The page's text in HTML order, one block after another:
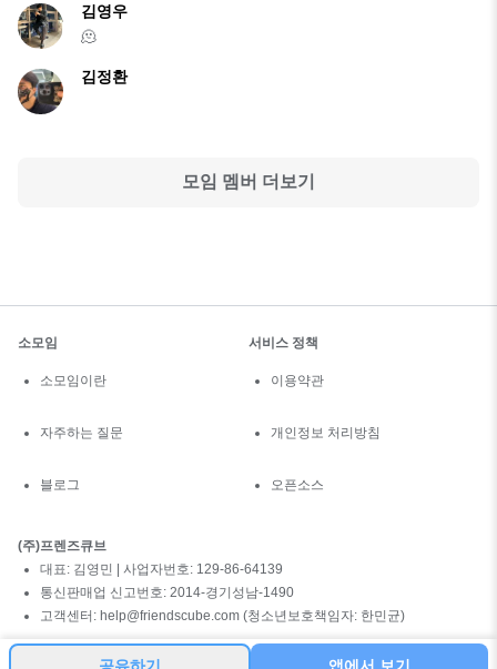
김영우
🫠
김정환
모임 멤버 더보기
소모임
소모임이란
자주하는 질문
블로그
서비스 정책
이용약관
개인정보 처리방침
오픈소스
(주)프렌즈큐브
대표: 김영민 | 사업자번호: 129-86-64139
통신판매업 신고번호: 2014-경기성남-1490
고객센터: help@friendscube.com (청소년보호책임자: 한민균)